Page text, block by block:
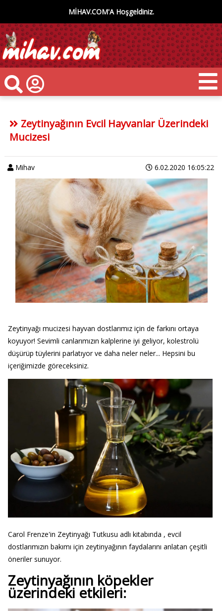
MİHAV.COM'A Hoşgeldiniz.
Zeytinyağının Evcil Hayvanlar Üzerindeki
Mucizesi
Mihav 6.02.2020 16:05:22
Zeytinyağı mucizesi hayvan dostlarımız için de farkını ortaya
koyuyor! Sevimli canlarımızın kalplerine iyi geliyor, kolestrolü
düşürüp tüylerini parlatıyor ve daha neler neler... Hepsini bu
içeriğimizde göreceksiniz.
Carol Frenze'in Zeytinyağı Tutkusu adlı kitabında , evcil
dostlarımızın bakımı için zeytinyağının faydalarını anlatan çeşitli
öneriler sunuyor.
Zeytinyağının köpekler
üzerindeki etkileri: